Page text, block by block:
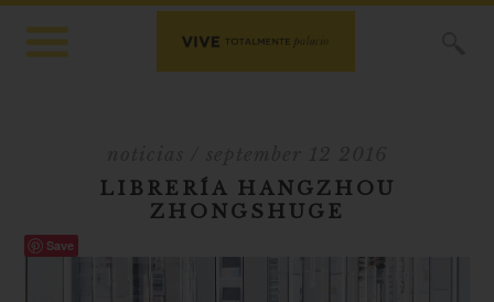
LIBRERÍA HANGZHOU
ZHONGSHUGE
Save